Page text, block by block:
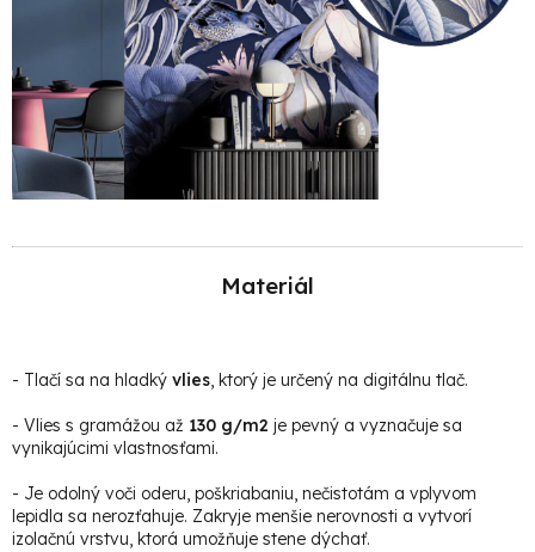
Materiál
- Tlačí sa na hladký vlies, ktorý je určený na digitálnu tlač.
- Vlies s gramážou až 130 g/m2 je pevný a vyznačuje sa
vynikajúcimi vlastnosťami.
- Je odolný voči oderu, poškriabaniu, nečistotám a vplyvom
lepidla sa nerozťahuje. Zakryje menšie nerovnosti a vytvorí
izolačnú vrstvu, ktorá umožňuje stene dýchať.